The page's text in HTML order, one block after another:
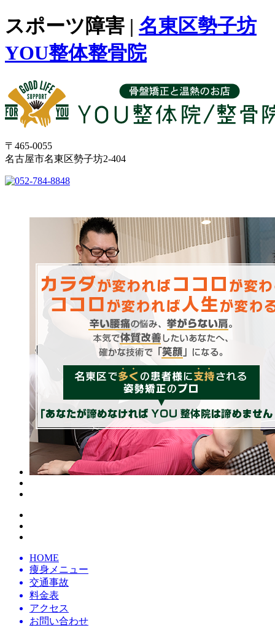
スポーツ障害 | 名東区勢子坊
YOU整体整骨院
〒465-0055
名古屋市名東区勢子坊2-404
HOME
痩身メニュー
交通事故
料金表
アクセス
お問い合わせ